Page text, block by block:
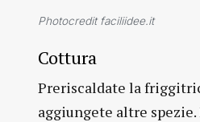
Photocredit faciliidee.it
Cottura
Preriscaldate la
aggiungete altre spezie.